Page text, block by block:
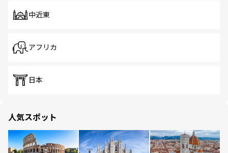
中近東
アフリカ
日本
人気スポット